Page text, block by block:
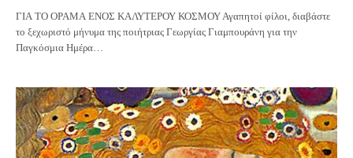
ΓΙΑ ΤΟ ΟΡΑΜΑ ΕΝΟΣ ΚΑΛΥΤΕΡΟΥ ΚΟΣΜΟΥ Αγαπητοί φίλοι, διαβάστε
το ξεχωριστό μήνυμα της ποιήτριας Γεωργίας Γιαμπουράνη για την
Παγκόσμια Ημέρα…